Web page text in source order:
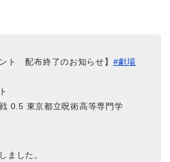
ト 配布終了のお知らせ】 #劇場
0.5 東京都立呪術高等専門学
ました。